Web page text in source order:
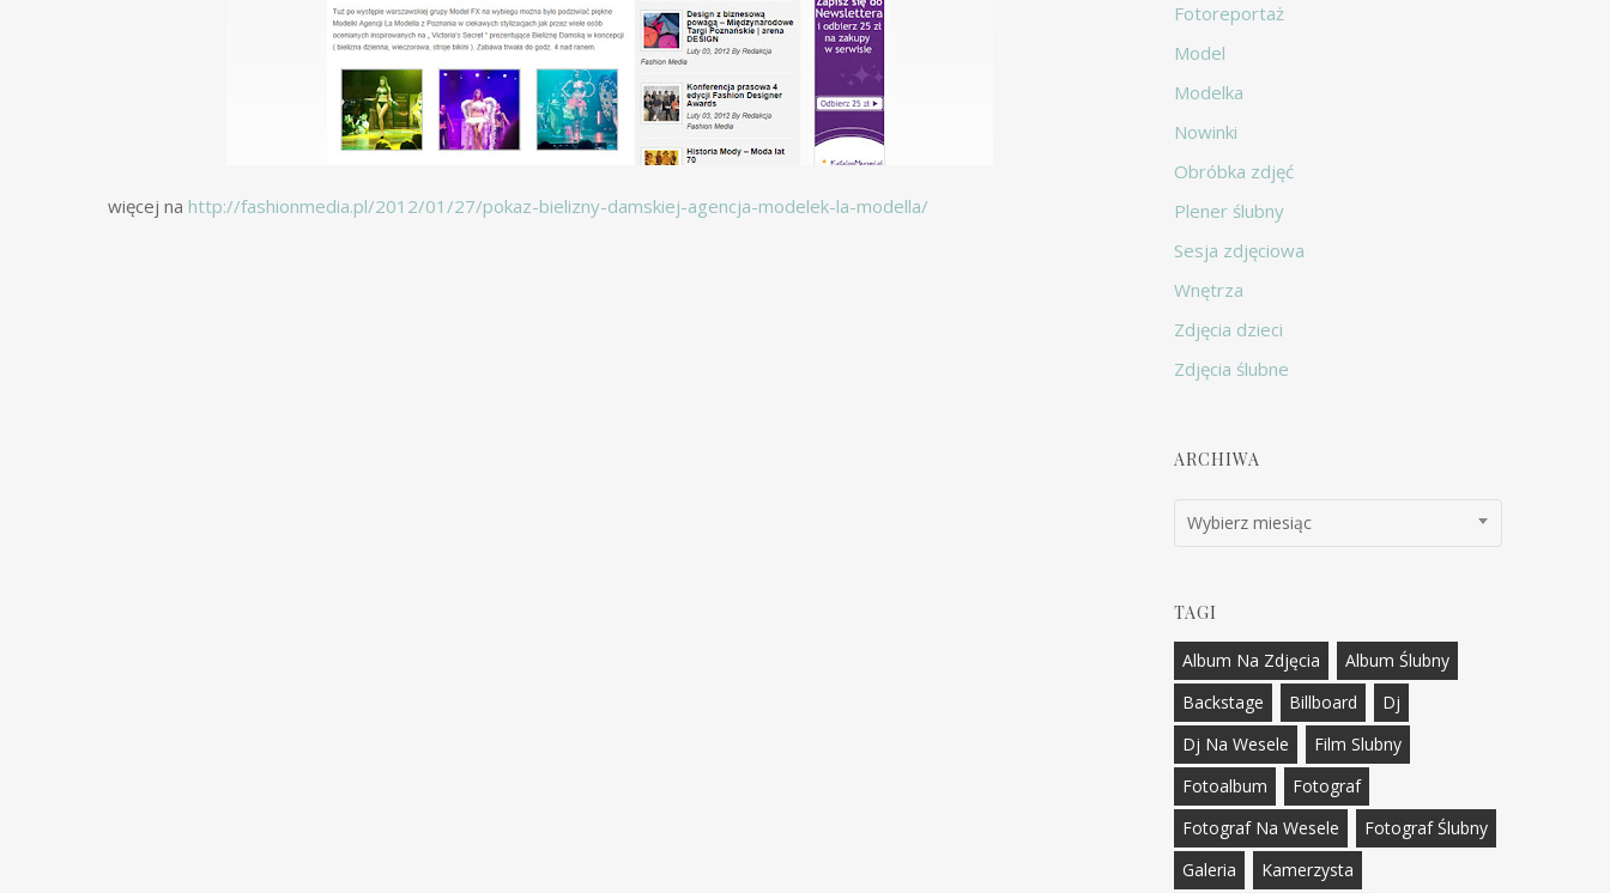
więcej na http://fashionmedia.pl/2012/01/27/pokaz-bielizny-damskiej-agencja-modelek-la-modella/
Fotoreportaż
Model
Modelka
Nowinki
Obróbka zdjęć
Plener ślubny
Sesja zdjęciowa
Wnętrza
Zdjęcia dzieci
Zdjęcia ślubne
ARCHIWA
Archiwa
Wybierz miesiąc
TAGI
Album Na Zdjęcia
Album Ślubny
Backstage
Billboard
Dj
Dj Na Wesele
Film Slubny
Fotoalbum
Fotograf
Fotograf Na Wesele
Fotograf Ślubny
Galeria
Kamerzysta